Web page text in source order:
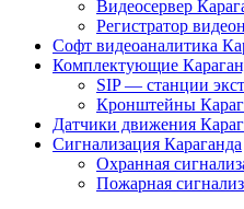
Видеосервер
Регистратор
Софт видеоаналитика
Комплектующие
SIP — станции
Кронштейны
Датчики движения
Сигнализация Караганда
Охранная
Пожарная